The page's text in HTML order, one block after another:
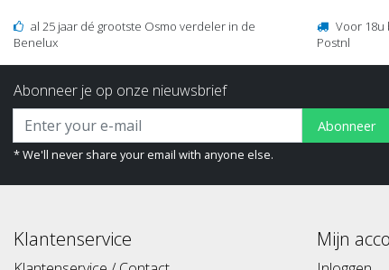
al 25 jaar dé grootste Osmo verdeler in de
Benelux
Voor 18u
Postnl
Abonneer je op onze nieuwsbrief
Abonneer
* We'll never share your email with anyone else.
Klantenservice Mijn